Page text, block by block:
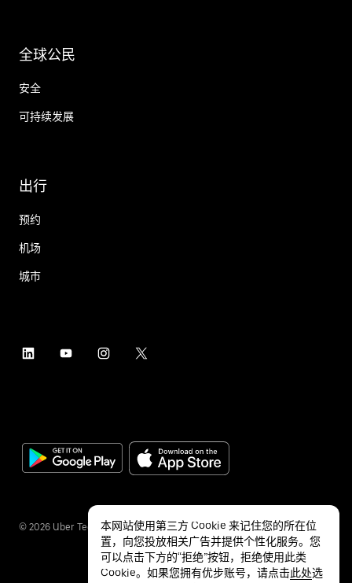
全球公民
安全
可持续发展
出行
预约
机场
城市
© 2026 Uber Technologies Inc.
本网站使用第三方 Cookie 来记住您的所在位
置，向您投放相关广告并提供个性化服务。您
可以点击下方的“拒绝”按钮，拒绝使用此类
Cookie。如果您拥有优步账号，请点击此处选